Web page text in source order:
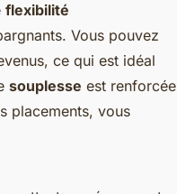
flexibilité
Vous pouvez
ce qui est idéal
souplesse est renforcée
placements, vous